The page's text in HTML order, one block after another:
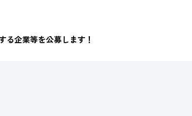
る企業等を公募します！